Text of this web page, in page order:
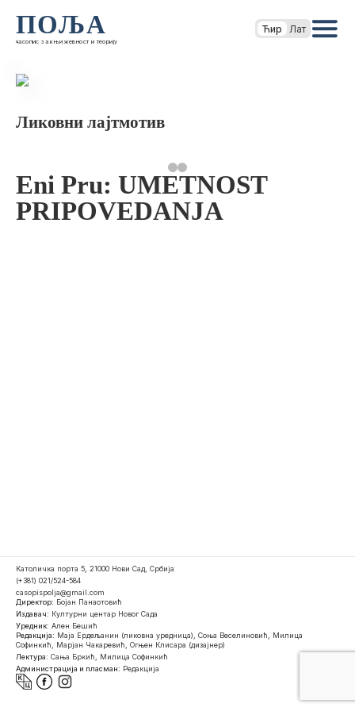
ПОЉА
часопис за књижевност и теорију
Ћир Лат
Ликовни лајтмотив
Eni Pru: UMETNOST
PRIPOVEDANJA
Католичка порта 5, 21000 Нови Сад, Србија
(+381) 021/524-584
casopispolja@gmail.com
Директор: Бојан Панаотовић
Издавач: Културни центар Новог Сада
Уредник: Ален Бешић
Редакција: Маја Ердељанин (ликовна уредница), Соња Веселиновић, Милица
Софинкић, Марјан Чакаревић, Огњен Клисара (дизајнер)
Лектура: Сања Бркић, Милица Софинкић
Администрација и пласман: Редакција